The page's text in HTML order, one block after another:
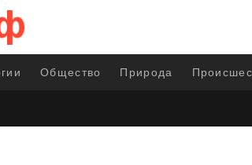
Общество Природа